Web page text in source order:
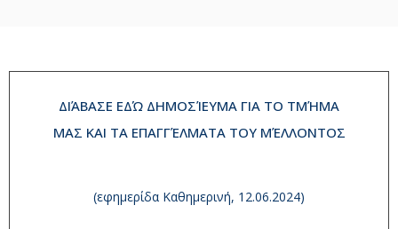
ΔΙΆΒΑΣΕ ΕΔΏ ΔΗΜΟΣΊΕΥΜΑ ΓΙΑ ΤΟ ΤΜΉΜΑ
ΜΑΣ ΚΑΙ ΤΑ ΕΠΑΓΓΈΛΜΑΤΑ ΤΟΥ ΜΈΛΛΟΝΤΟΣ
(εφημερίδα Καθημερινή, 12.06.2024)